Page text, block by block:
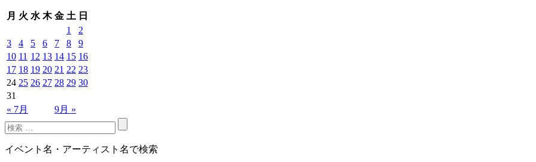
月 火 水 木 金 土 日
« 7月 9月 »
1
2
3
4 5 6 7 8
9
10 11 12 13 14 15 16
17 18 19 20 21 22 23
24 25 26 27 28 29 30
31
イベント名・アーティスト名で検索